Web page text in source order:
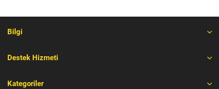
Bilgi
Destek Hizmeti
Kategoriler